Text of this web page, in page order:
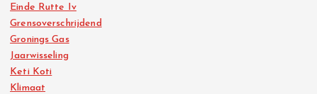
Einde Rutte Iv
Grensoverschrijdend
Gronings Gas
Jaarwisseling
Keti Koti
Klimaat